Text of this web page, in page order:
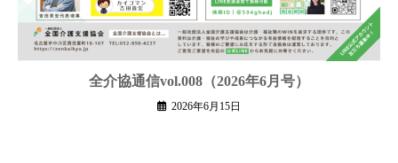
全介協通信vol.008（2026年6月号）
2026年6月15日